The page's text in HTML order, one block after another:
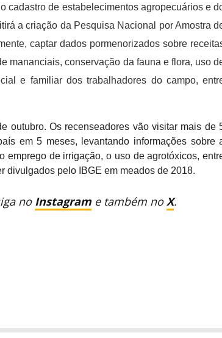
cadastro de estabelecimentos agropecuários e
a criação da Pesquisa Nacional por Amostra
captar dados pormenorizados sobre
mananciais, conservação da fauna e flora, uso
e familiar dos trabalhadores do campo,
outubro. Os recenseadores vão visitar mais de
em 5 meses, levantando informações sobre
emprego de irrigação, o uso de agrotóxicos,
divulgados pelo IBGE em meados de 2018.
no Instagram e também noX.